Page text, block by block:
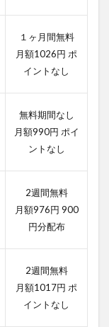
１ヶ月間無料
月額1026円 ポ
イントなし
無料期間なし
月額990円 ポイ
ントなし
2週間無料
月額976円 900
円分配布
2週間無料
月額1017円 ポ
イントなし